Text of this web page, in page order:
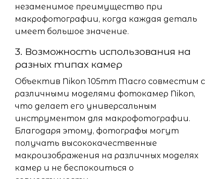
незаменимое преимущество при
макрофотографии, когда каждая деталь
имеет большое значение.
3. Возможность использования на
разных типах камер
Объектив Nikon 105mm Macro совместим с
различными моделями фотокамер Nikon,
что делает его универсальным
инструментом для макрофотографии.
Благодаря этому, фотографы могут
получать высококачественные
макроизображения на различных моделях
камер и не беспокоиться о